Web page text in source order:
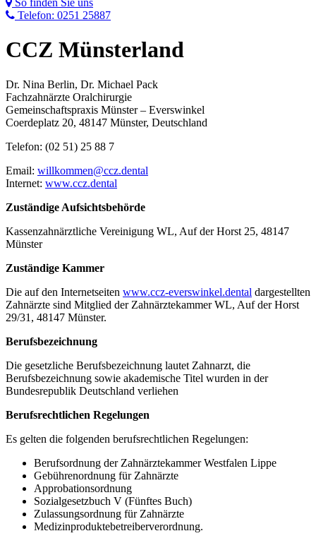
Telefon: 0251 25887
CCZ Münsterland
Dr. Nina Berlin, Dr. Michael Pack
Fachzahnärzte Oralchirurgie
Gemeinschaftspraxis Münster – Everswinkel
Coerdeplatz 20, 48147 Münster, Deutschland
Telefon: (02 51) 25 88 7
Email: willkommen@ccz.dental
Internet: www.ccz.dental
Zuständige Aufsichtsbehörde
Kassenzahnärztliche Vereinigung WL, Auf der Horst 25, 48147
Münster
Zuständige Kammer
Die auf den Internetseiten www.ccz-everswinkel.dental dargestellten
Zahnärzte sind Mitglied der Zahnärztekammer WL, Auf der Horst
29/31, 48147 Münster.
Berufsbezeichnung
Die gesetzliche Berufsbezeichnung lautet Zahnarzt, die
Berufsbezeichnung sowie akademische Titel wurden in der
Bundesrepublik Deutschland verliehen
Berufsrechtlichen Regelungen
Es gelten die folgenden berufsrechtlichen Regelungen:
Berufsordnung der Zahnärztekammer Westfalen Lippe
Gebührenordnung für Zahnärzte
Approbationsordnung
Sozialgesetzbuch V (Fünftes Buch)
Zulassungsordnung für Zahnärzte
Medizinproduktebetreiberverordnung.